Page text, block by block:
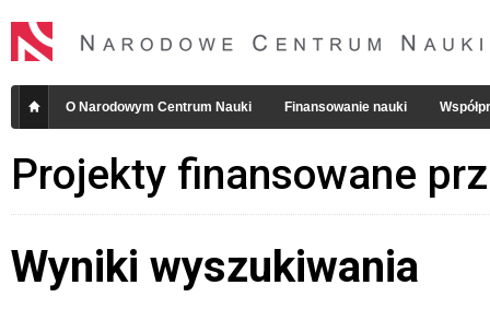
O Narodowym Centrum Nauki Finansowanie nauki
Projekty finansowane
Wyniki wyszukiwania